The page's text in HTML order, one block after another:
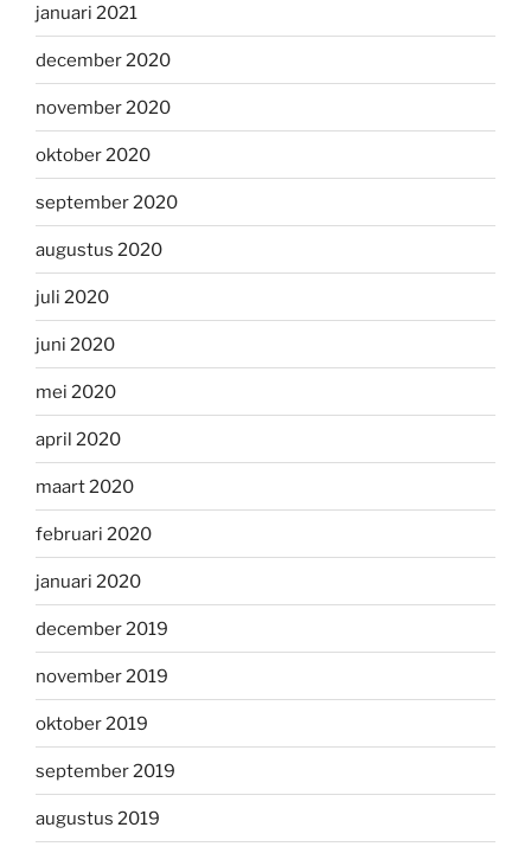
januari 2021
december 2020
november 2020
oktober 2020
september 2020
augustus 2020
juli 2020
juni 2020
mei 2020
april 2020
maart 2020
februari 2020
januari 2020
december 2019
november 2019
oktober 2019
september 2019
augustus 2019